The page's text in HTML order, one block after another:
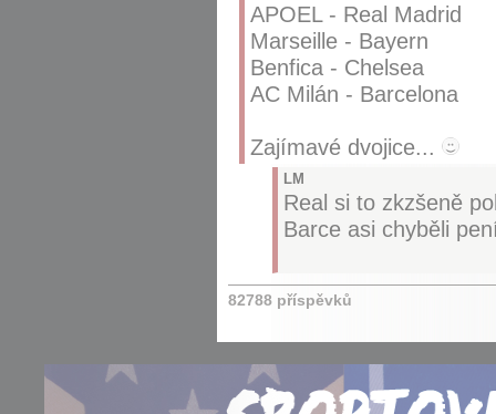
APOEL - Real Madrid
Marseille - Bayern
Benfica - Chelsea
AC Milán - Barcelona
Zajímavé dvojice...
LM
Real si to zkzšeně
Barce asi chyběli
82788 příspěvků